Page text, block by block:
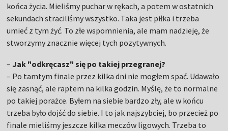
końca życia. Mieliśmy puchar w rękach, a potem w ostatnich
sekundach straciliśmy wszystko. Taka jest piłka i trzeba
umieć z tym żyć. To złe wspomnienia, ale mam nadzieję, że
stworzymy znacznie więcej tych pozytywnych.
– Jak "odkręcasz" się po takiej przegranej?
– Po tamtym finale przez kilka dni nie mogłem spać. Udawało
się zasnąć, ale raptem na kilka godzin. Myślę, że to normalne
po takiej porażce. Byłem na siebie bardzo zły, ale w końcu
trzeba było dojść do siebie. I to jak najszybciej, bo przecież po
finale mieliśmy jeszcze kilka meczów ligowych. Trzeba to